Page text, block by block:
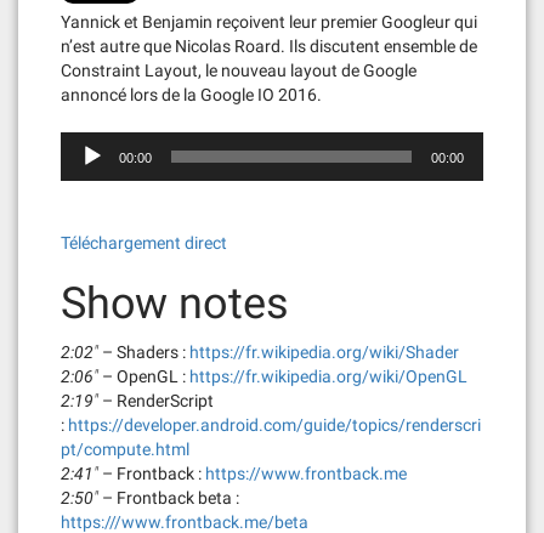
Yannick et Benjamin reçoivent leur premier Googleur qui
n’est autre que Nicolas Roard. Ils discutent ensemble de
Constraint Layout, le nouveau layout de Google
annoncé lors de la Google IO 2016.
e
r
a
d
i
o
00:00 00:00
Téléchargement direct
Show notes
2:02″– Shaders : https://fr.wikipedia.org/wiki/Shader
2:06″– OpenGL : https://fr.wikipedia.org/wiki/OpenGL
2:19″– RenderScript
: https://developer.android.com/guide/topics/renderscri
pt/compute.html
2:41″– Frontback : https://www.frontback.me
2:50″– Frontback beta :
https:///www.frontback.me/beta